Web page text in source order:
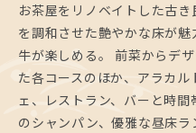
お茶屋をリノベイトした古
を調和させた艶やかな床が
牛が楽しめる。 前菜からデ
た各コースのほか、アラカ
ェ、レストラン、バーと時
のシャンパン、優雅な昼床